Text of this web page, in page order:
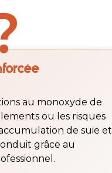
au monoxyde de
ou les risques
de suie et
grâce au